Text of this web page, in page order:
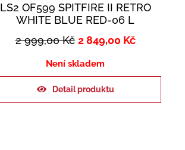
LS2 OF599 SPITFIRE II RETRO
WHITE BLUE RED-06 L
2 999,00Kč 2 849,00 Kč
Není skladem
Detail produktu